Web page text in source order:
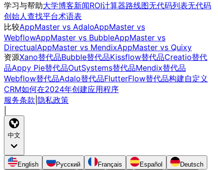
学习与帮助大学博客新闻ROI计算器路线图无代码列表无代码
创始人查找平台术语表
比较AppMaster vs AdaloAppMaster vs
WebflowAppMaster vs BubbleAppMaster vs
DirectualAppMaster vs MendixAppMaster vs Quixy
资源Xano替代品Bubble替代品Kissflow替代品Creatio替代
品Appy Pie替代品OutSystems替代品Mendix替代品
Webflow替代品Adalo替代品FlutterFlow替代品构建自定义
CRM如何在2024年创建应用程序
服务条款 隐私政策
中文
English Русский Français Español
Deutsch